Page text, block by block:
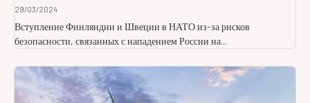
29/03/2024
Вступление Финляндии и Швеции в НАТО из-за рисков
безопасности, связанных с нападением России на...